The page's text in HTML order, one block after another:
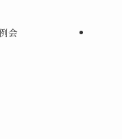
会